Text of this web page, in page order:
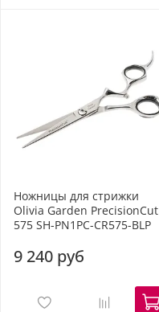
Ножницы для стрижки
Olivia Garden PrecisionCut
575 SH-PN1PC-CR575-BLP
9 240 руб